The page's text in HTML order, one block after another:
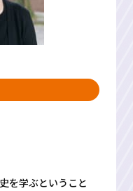
を学ぶということ